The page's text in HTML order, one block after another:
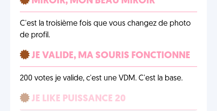
C'est la troisième fois que vous changez de photo
de profil.
JE VALIDE, MA SOURIS FONCTIONNE
200 votes je valide, c'est une VDM. C'est la base.
JE LIKE PUISSANCE 20